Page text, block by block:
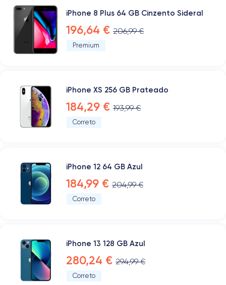
iPhone 8 Plus 64 GB Cinzento Sideral
196,64 € 206,99 €
Premium
iPhone XS 256 GB Prateado
184,29 € 193,99 €
Correto
iPhone 12 64 GB Azul
184,99 € 204,99 €
Correto
iPhone 13 128 GB Azul
280,24 € 294,99 €
Correto